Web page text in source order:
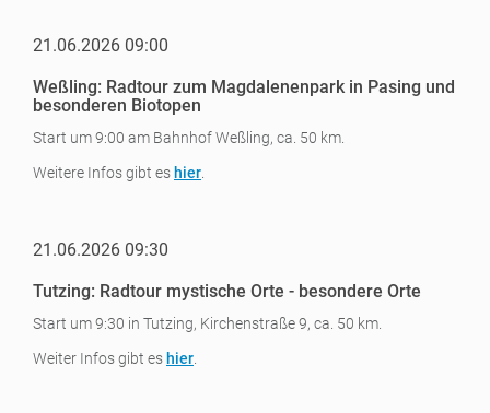
21.06.2026 09:00
Weßling: Radtour zum Magdalenenpark in Pasing und
besonderen Biotopen
Start um 9:00 am Bahnhof Weßling, ca. 50 km.
Weitere Infos gibt es hier
21.06.2026 09:30
Tutzing: Radtour mystische Orte - besondere Orte
Start um 9:30 in Tutzing, Kirchenstraße 9, ca. 50 km.
Weiter Infos gibt es hier